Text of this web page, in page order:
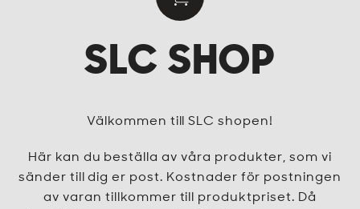
SLC SHOP
Välkommen till SLC shopen!
Här kan du beställa av våra produkter, som vi
sänder till dig er post. Kostnader för postningen
av varan tillkommer till produktpriset. Då